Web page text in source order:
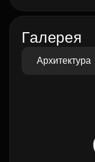
Галерея
Архитектура